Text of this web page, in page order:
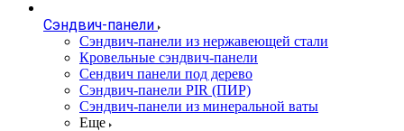
Сэндвич-панели
Cэндвич-панели из нержавеющей стали
Кровельные сэндвич-панели
Сендвич панели под дерево
Сэндвич-панели PIR (ПИР)
Сэндвич-панели из минеральной ваты
Еще